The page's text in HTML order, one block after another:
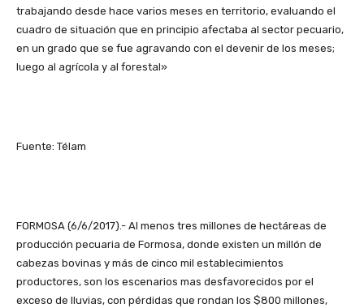
trabajando desde hace varios meses en territorio, evaluando el
cuadro de situación que en principio afectaba al sector pecuario,
en un grado que se fue agravando con el devenir de los meses;
luego al agrícola y al forestal»
Fuente: Télam
FORMOSA (6/6/2017).- Al menos tres millones de hectáreas de
producción pecuaria de Formosa, donde existen un millón de
cabezas bovinas y más de cinco mil establecimientos
productores, son los escenarios mas desfavorecidos por el
exceso de lluvias, con pérdidas que rondan los $800 millones,